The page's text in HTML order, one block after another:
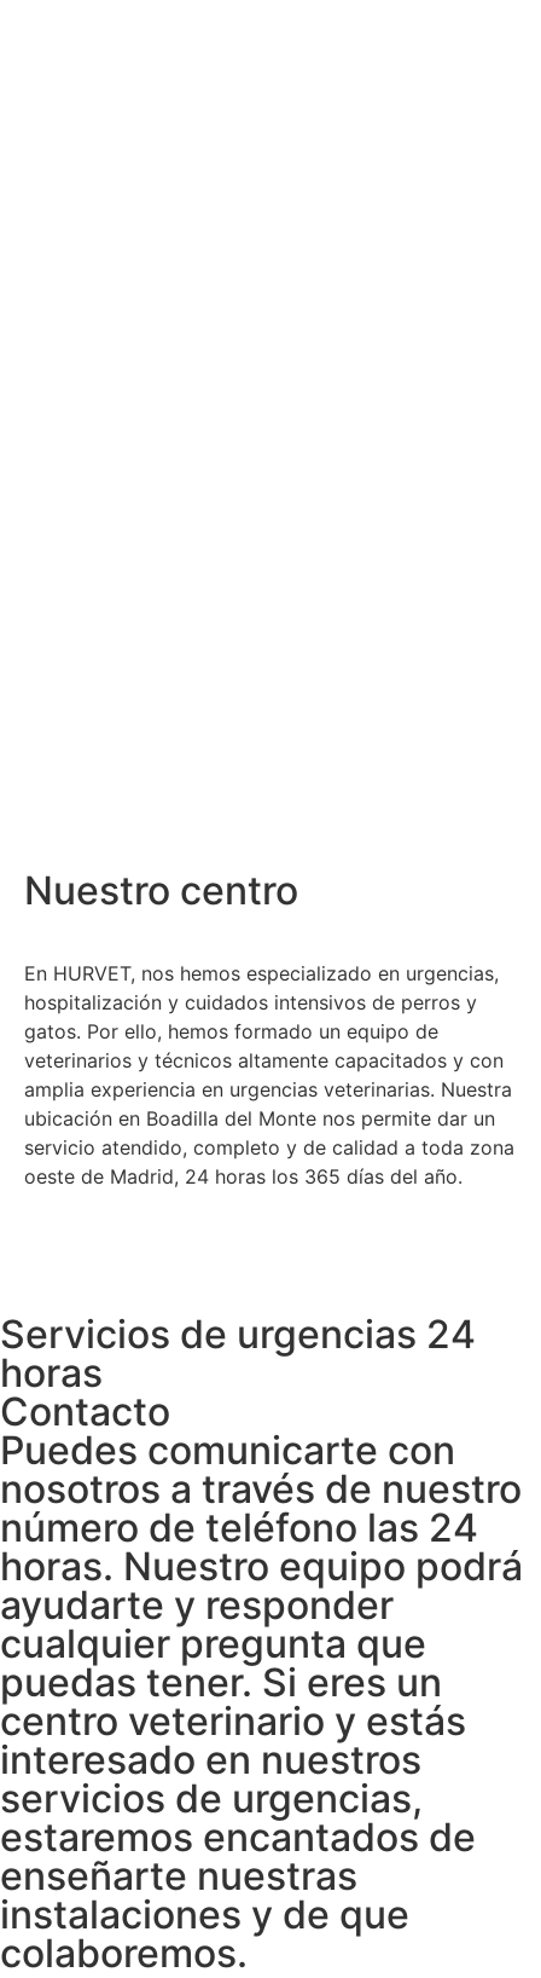
Nuestro centro
En HURVET, nos hemos especializado en urgencias,
hospitalización y cuidados intensivos de perros y
gatos. Por ello, hemos formado un equipo de
veterinarios y técnicos altamente capacitados y con
amplia experiencia en urgencias veterinarias. Nuestra
ubicación en Boadilla del Monte nos permite dar un
servicio atendido, completo y de calidad a toda zona
oeste de Madrid, 24 horas los 365 días del año.
Servicios de urgencias 24
horas
Contacto
Puedes comunicarte con
nosotros a través de nuestro
número de teléfono las 24
horas. Nuestro equipo podrá
ayudarte y responder
cualquier pregunta que
puedas tener. Si eres un
centro veterinario y estás
interesado en nuestros
servicios de urgencias,
estaremos encantados de
enseñarte nuestras
instalaciones y de que
colaboremos.